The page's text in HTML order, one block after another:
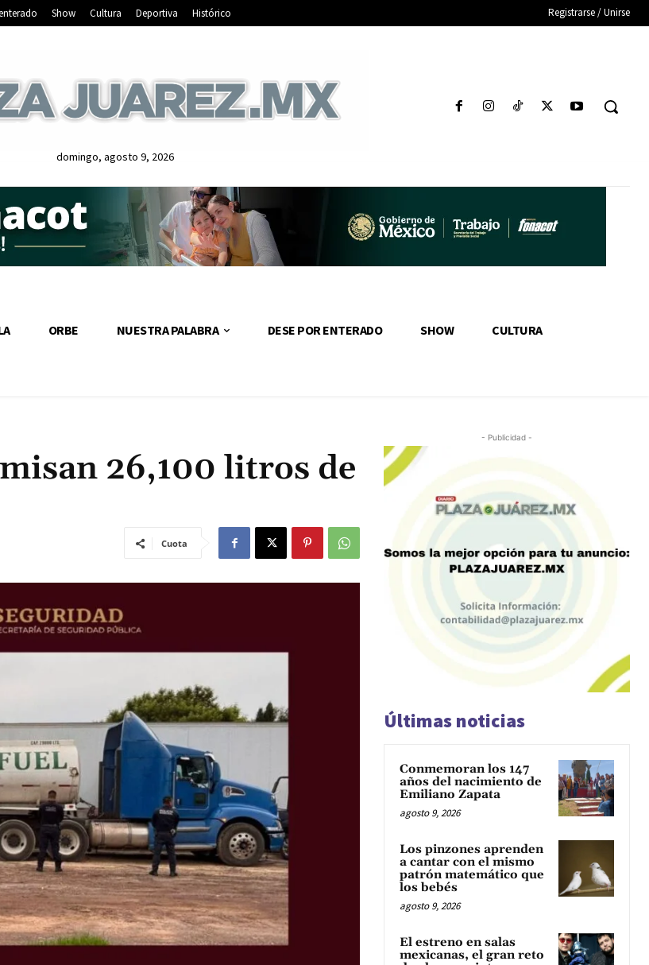
Show Cultura Deportiva Histórico Registrarse / Unirse
domingo, agosto 9, 2026
ORBE NUESTRA PALABRA DESE POR ENTERADO SHOW CULTURA
26,100 litros de
Cuota
- Publicidad -
Últimas noticias
Conmemoran los 147
años del nacimiento de
Emiliano Zapata
agosto 9, 2026
Los pinzones aprenden
a cantar con el mismo
patrón matemático que
los bebés
agosto 9, 2026
El estreno en salas
mexicanas, el gran reto